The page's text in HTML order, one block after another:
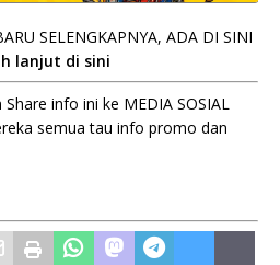
SELENGKAPNYA, ADA DI SINI
lanjut di sini
info ini ke MEDIA SOSIAL
semua tau info promo dan